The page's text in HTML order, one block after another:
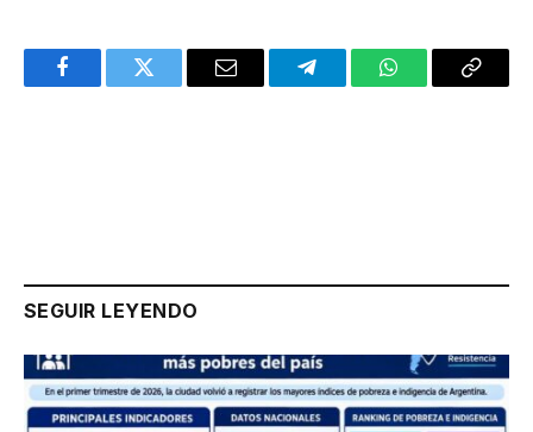
FacebookTwitter Email TelegramWhatsAppCopy
SEGUIR LEYENDO